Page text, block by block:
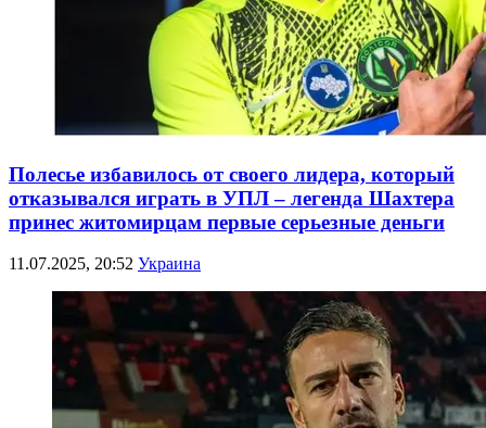
Полесье избавилось от своего лидера, который
отказывался играть в УПЛ – легенда Шахтера
принес житомирцам первые серьезные деньги
11.07.2025, 20:52 Украина